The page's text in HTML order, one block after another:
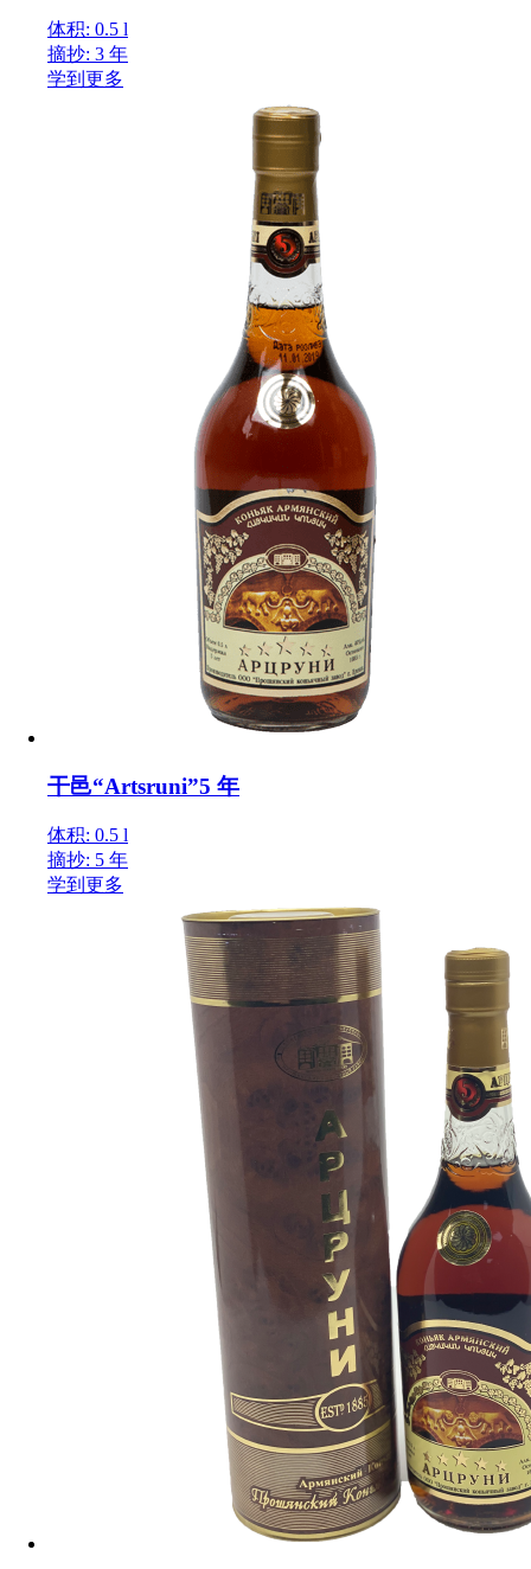
体积: 0.5 l
摘抄: 3 年
学到更多
干邑“Artsruni”5 年
体积: 0.5 l
摘抄: 5 年
学到更多